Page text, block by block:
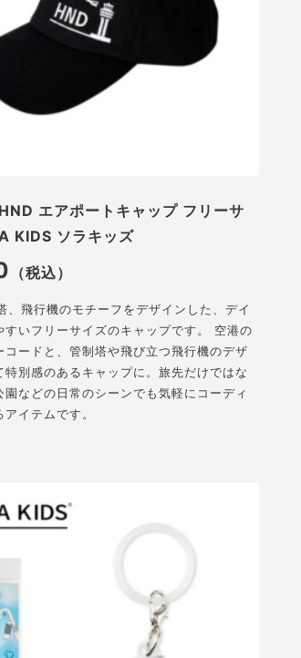
エアポートキャップ フリーサ
KIDS ソラキッズ
（税込）
、飛行機のモチーフをデザインした、デイ
すいフリーサイズのキャップです。 空港の
コードと、管制塔や飛び立つ飛行機のデザ
特別感のあるキャップに。旅先だけではな
園などの日常のシーンでも気軽にコーディ
イテムです。